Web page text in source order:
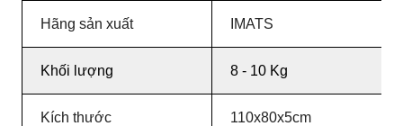
Hãng sản xuất IMATS
Khối lượng 8 - 10 Kg
Kích thước 110x80x5cm